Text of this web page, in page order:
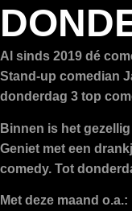
Al sinds 2019 dé
Stand-up comedian
donderdag 3 top
Binnen is het
Geniet met een
comedy. Tot
Met deze maand o.a.: